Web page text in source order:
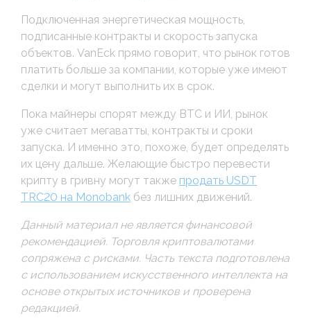
Подключенная энергетическая мощность,
подписанные контракты и скорость запуска
объектов. VanEck прямо говорит, что рынок готов
платить больше за компании, которые уже имеют
сделки и могут выполнить их в срок.
Пока майнеры спорят между BTC и ИИ, рынок
уже считает мегаватты, контракты и сроки
запуска. И именно это, похоже, будет определять
их цену дальше. Желающие быстро перевести
крипту в гривну могут также продать USDT
TRC20 на Monobank без лишних движений.
Данный материал не является финансовой
рекомендацией. Торговля криптовалютами
сопряжена с рисками. Часть текста подготовлена
с использованием искусственного интеллекта на
основе открытых источников и проверена
редакцией.